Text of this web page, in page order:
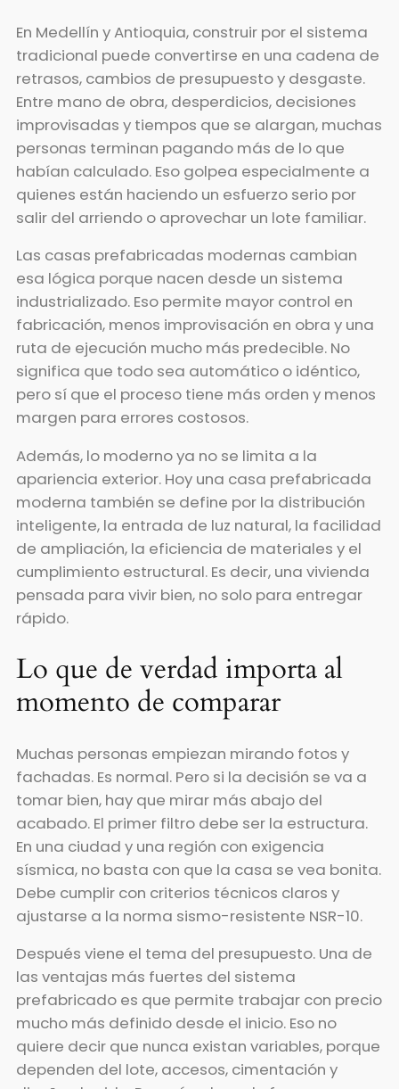
En Medellín y Antioquia, construir por el sistema
tradicional puede convertirse en una cadena de
retrasos, cambios de presupuesto y desgaste.
Entre mano de obra, desperdicios, decisiones
improvisadas y tiempos que se alargan, muchas
personas terminan pagando más de lo que
habían calculado. Eso golpea especialmente a
quienes están haciendo un esfuerzo serio por
salir del arriendo o aprovechar un lote familiar.
Las casas prefabricadas modernas cambian
esa lógica porque nacen desde un sistema
industrializado. Eso permite mayor control en
fabricación, menos improvisación en obra y una
ruta de ejecución mucho más predecible. No
significa que todo sea automático o idéntico,
pero sí que el proceso tiene más orden y menos
margen para errores costosos.
Además, lo moderno ya no se limita a la
apariencia exterior. Hoy una casa prefabricada
moderna también se define por la distribución
inteligente, la entrada de luz natural, la facilidad
de ampliación, la eficiencia de materiales y el
cumplimiento estructural. Es decir, una vivienda
pensada para vivir bien, no solo para entregar
rápido.
Lo que de verdad importa al
momento de comparar
Muchas personas empiezan mirando fotos y
fachadas. Es normal. Pero si la decisión se va a
tomar bien, hay que mirar más abajo del
acabado. El primer filtro debe ser la estructura.
En una ciudad y una región con exigencia
sísmica, no basta con que la casa se vea bonita.
Debe cumplir con criterios técnicos claros y
ajustarse a la norma sismo-resistente NSR-10.
Después viene el tema del presupuesto. Una de
las ventajas más fuertes del sistema
prefabricado es que permite trabajar con precio
mucho más definido desde el inicio. Eso no
quiere decir que nunca existan variables, porque
dependen del lote, accesos, cimentación y